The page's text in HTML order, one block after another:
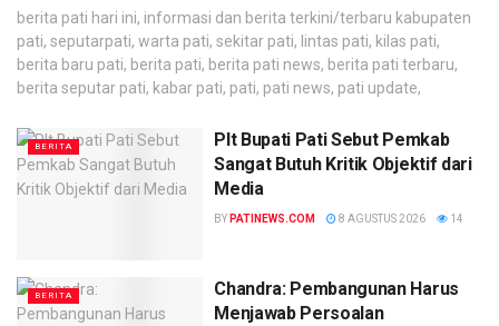
berita pati hari ini, informasi dan berita terkini/terbaru kabupaten
pati, seputarpati, warta pati, sekitar pati, lintas pati, kilas pati,
berita baru pati, berita pati, berita pati news, berita pati terbaru,
berita seputar pati, kabar pati, pati, pati news, pati update,
BERITA
Plt Bupati Pati Sebut Pemkab
Sangat Butuh Kritik Objektif dari
Media
BY PATINEWS.COM 8 AGUSTUS 2026 14
BERITA
Chandra: Pembangunan Harus
Menjawab Persoalan